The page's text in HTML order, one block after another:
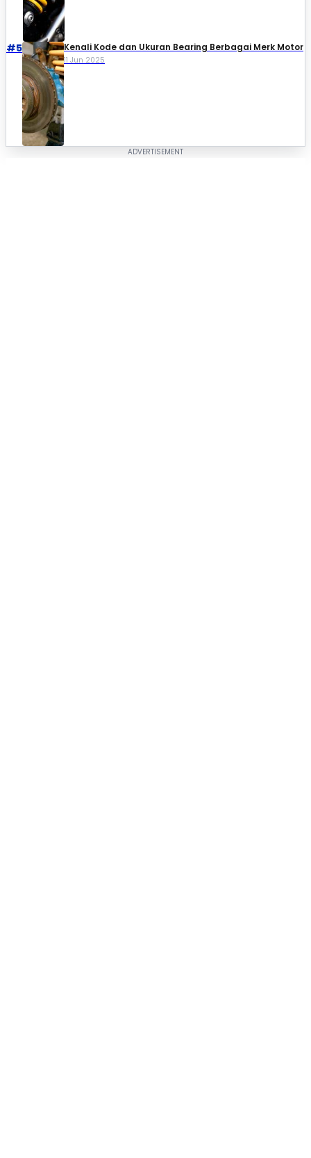
#5 Kenali Kode dan Ukuran Bearing Berbagai Merk Motor
11 Jun 2025